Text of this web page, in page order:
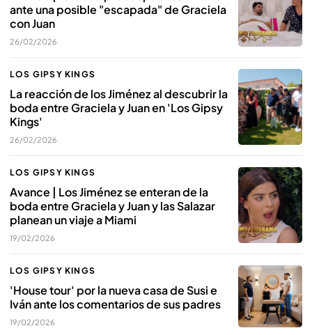
ante una posible "escapada" de Graciela
con Juan
26/02/2026
LOS GIPSY KINGS
La reacción de los Jiménez al descubrir la
boda entre Graciela y Juan en 'Los Gipsy
Kings'
26/02/2026
LOS GIPSY KINGS
Avance | Los Jiménez se enteran de la
boda entre Graciela y Juan y las Salazar
planean un viaje a Miami
19/02/2026
LOS GIPSY KINGS
'House tour' por la nueva casa de Susi e
Iván ante los comentarios de sus padres
19/02/2026